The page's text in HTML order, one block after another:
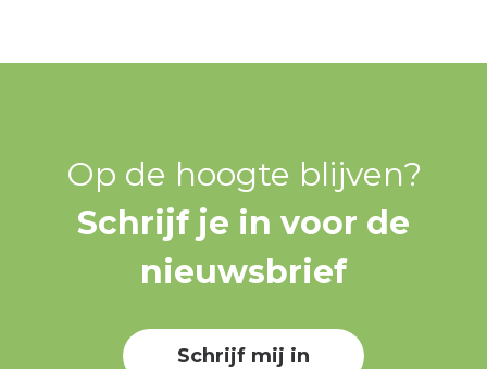
Op de hoogte blijven?
Schrijf je in voor de
nieuwsbrief
Schrijf mij in